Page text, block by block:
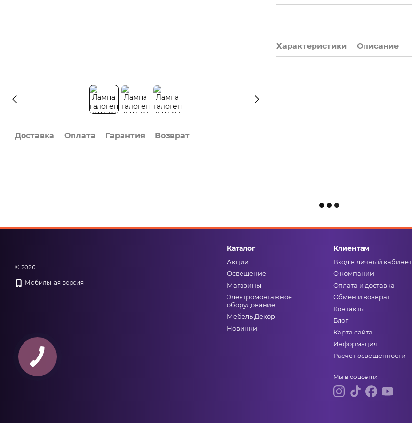
Доставка Оплата Гарантия Возврат
Характеристики Описание
© 2026
Мобильная версия
Каталог
Акции
Освещение
Магазины
Электромонтажное
оборудование
Мебель Декор
Новинки
Клиентам
Вход в личный кабинет
О компании
Оплата и доставка
Обмен и возврат
Контакты
Блог
Карта сайта
Информация
Расчет освещенности
Мы в соцсетях
КНОПКА
ЗВ'ЯЗКУ